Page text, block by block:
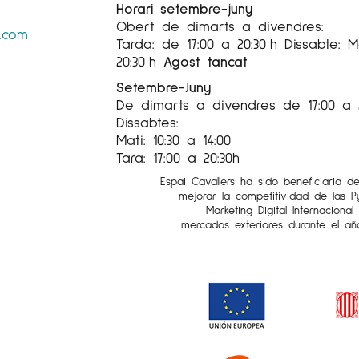
l’Art, acollits per una de les galeries que hi
dels quals ha assolit un nivell de qualitat i
que treballen en silenci i amb rigor, i que no
per fer valdre el treball de nou artistes i
Jordi Cerdàa l'Instagram
Horari setembre-juny
Obert de dimarts a divendres:
Tarda: de 17:00 a 20:30 h Dissabte:
20:30 h Agost tancat
Setembre-Juny
De dimarts a divendres de 17:00 a
Dissabtes:
Mati: 10:30 a 14:00
Tara: 17:00 a 20:30h
Espai Cavallers ha sido beneficiaria
mejorar la competitividad de las
Marketing Digital
mercados exteriores durante el